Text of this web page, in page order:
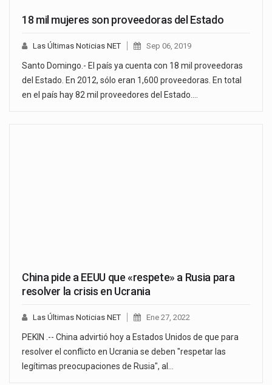
18 mil mujeres son proveedoras del Estado
Las Últimas Noticias NET Sep 06, 2019
Santo Domingo.- El país ya cuenta con 18 mil proveedoras
del Estado. En 2012, sólo eran 1,600 proveedoras. En total
en el país hay 82 mil proveedores del Estado.…
China pide a EEUU que «respete» a Rusia para
resolver la crisis en Ucrania
Las Últimas Noticias NET Ene 27, 2022
PEKIN .-- China advirtió hoy a Estados Unidos de que para
resolver el conflicto en Ucrania se deben "respetar las
legítimas preocupaciones de Rusia", al…